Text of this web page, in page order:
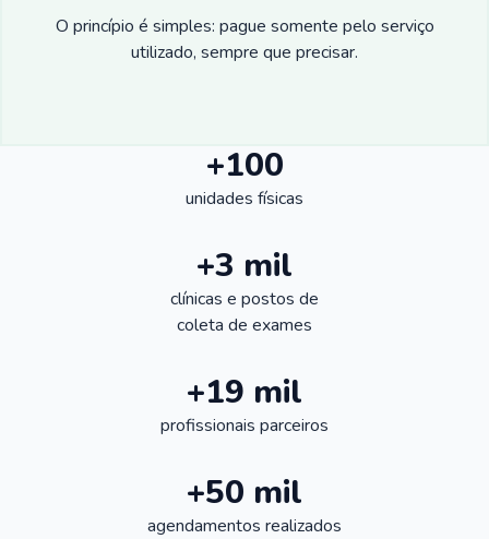
O princípio é simples: pague somente pelo serviço
utilizado, sempre que precisar.
+100
unidades físicas
+3 mil
clínicas e postos de
coleta de exames
+19 mil
profissionais parceiros
+50 mil
agendamentos realizados